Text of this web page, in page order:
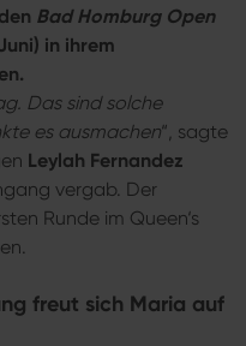
Bad Homburg Open
in ihrem
Das sind solche
es ausmachen“, sagte
Leylah Fernandez
vergab. Der
Runde im Queen‘s
freut sich Maria auf